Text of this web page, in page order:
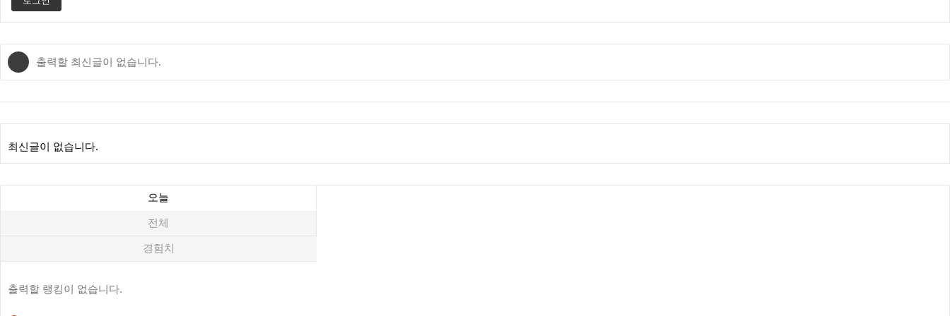
출력할 최신글이 없습니다.
최신글이 없습니다.
오늘
전체
경험치
출력할 랭킹이 없습니다.